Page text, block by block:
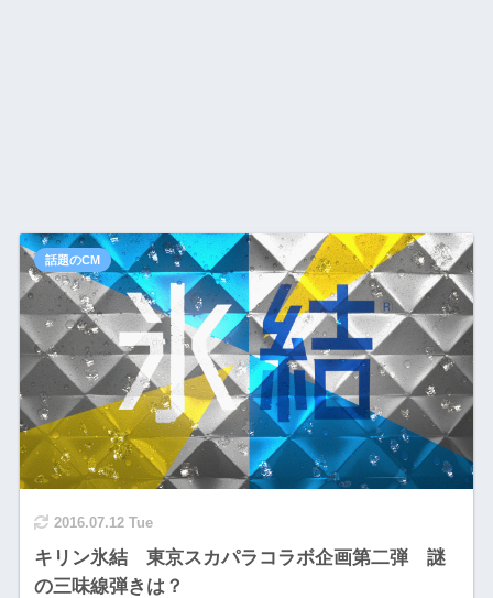
2016.07.12 Tue
キリン氷結 東京スカパラコラボ企画第二弾 謎
の三味線弾きは？
話題のCM